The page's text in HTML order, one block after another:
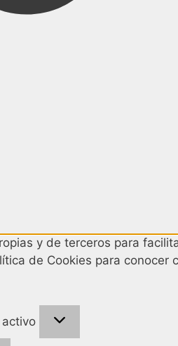
y de terceros para
de Cookies para
activo